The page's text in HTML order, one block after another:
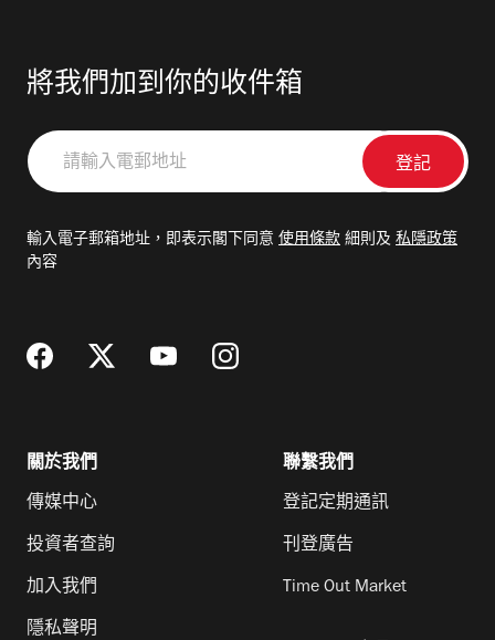
將我們加到你的收件箱
請
輸
郵
輸入電子郵箱地址，即表示閣下同意 使用條款 細則及 私隱政策
內容
關於我們
傳媒中心
投資者查詢
加入我們
隱私聲明
聯繫我們
登記定期通訊
刊登廣告
Time Out Market